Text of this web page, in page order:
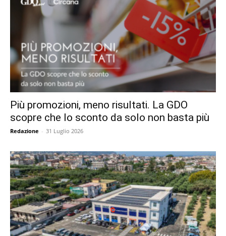
Più promozioni, meno risultati. La GDO
scopre che lo sconto da solo non basta più
Redazione - 31 Luglio 2026